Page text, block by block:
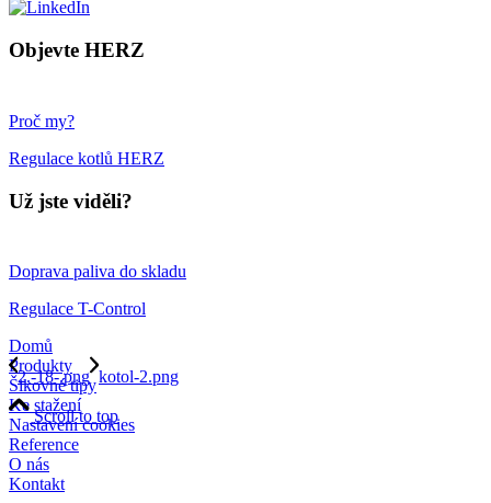
Objevte HERZ
Proč my?
Regulace kotlů HERZ
Už jste viděli?
Doprava paliva do skladu
Regulace T-Control
Domů
Produkty
Šikovné tipy
Ke stažení
Nastavení cookies
Reference
O nás
Kontakt
2.-18-.png kotol-2.png
Scroll to top